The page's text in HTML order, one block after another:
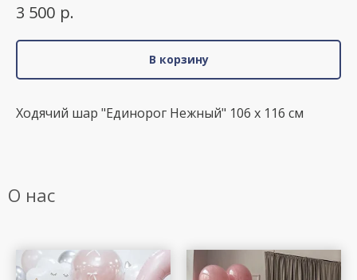
3 500 р.
В корзину
Ходячий шар "Единорог Нежный" 106 х 116 см
О нас